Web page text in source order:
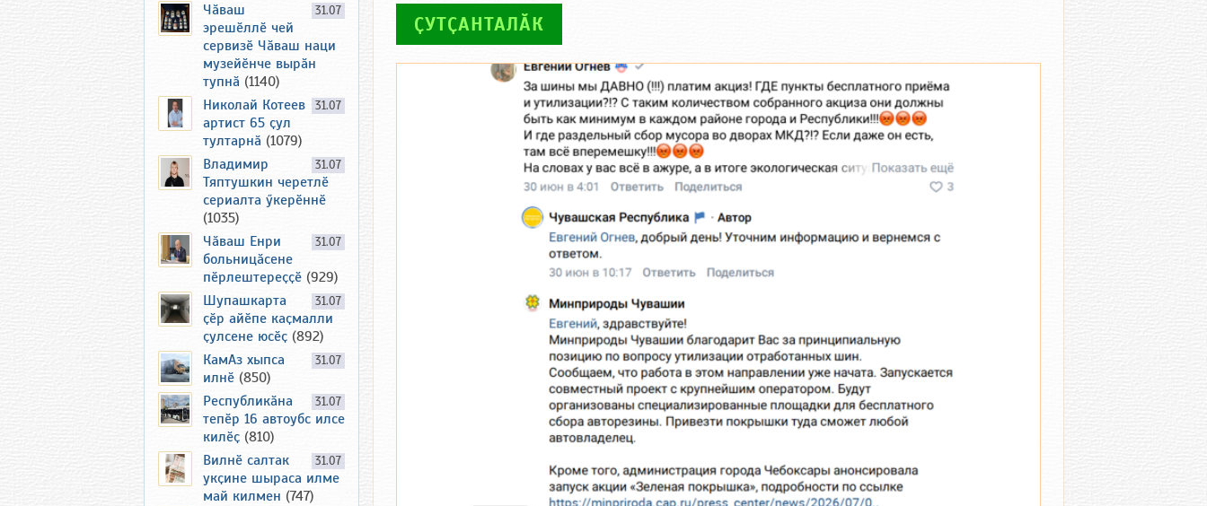
ҪУТҪАНТАЛӐК
31.07
Чӑваш
эрешӗллӗ чей
сервизӗ Чӑваш наци
музейӗнче вырӑн
тупнӑ (1140)
31.07
Николай Котеев
артист 65 ҫул
тултарнӑ (1079)
31.07
Владимир
Тяптушкин черетлӗ
сериалта ӳкерӗннӗ
(1035)
31.07
Чӑваш Енри
больницӑсене
пӗрлештереҫҫӗ (929)
31.07
Шупашкарта
ҫӗр айӗпе каҫмалли
ҫулсене юсӗҫ (892)
31.07
КамАз хыпса
илнӗ (850)
31.07
Республикӑна
тепӗр 16 автоубс илсе
килӗҫ (810)
31.07
Вилнӗ салтак
укҫине шыраса илме
май килмен (747)